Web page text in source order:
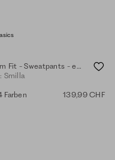
Slim Fit - Sweatpants - eggshell
Smilla
Farben 139,99 CHF